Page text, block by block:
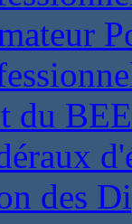
du
des